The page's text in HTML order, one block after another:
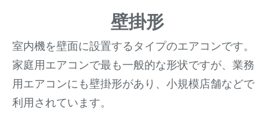
壁掛形
室内機を壁面に設置するタイプのエアコンです。
家庭用エアコンで最も一般的な形状ですが、業務
用エアコンにも壁掛形があり、小規模店舗などで
利用されています。